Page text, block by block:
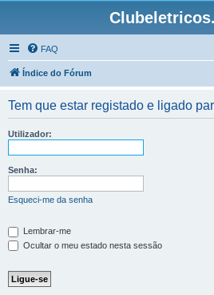
FAQ
Índice do Fórum
Tem que estar registado e ligado
Utilizador:
Senha:
Esqueci-me da senha
Lembrar-me
Ocultar o meu estado nesta sessão